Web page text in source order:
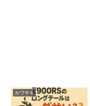
カワサキ